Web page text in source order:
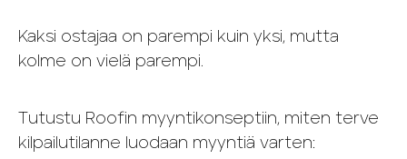
Kaksi ostajaa on parempi kuin yksi, mutta
kolme on vielä parempi.
Tutustu Roofin myyntikonseptiin, miten terve
kilpailutilanne luodaan myyntiä varten: